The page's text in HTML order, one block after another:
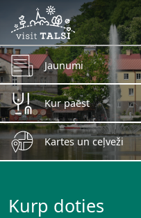
Skip to main content
Jaunumi
Kur paēst
Kartes un ceļveži
Kurp doties